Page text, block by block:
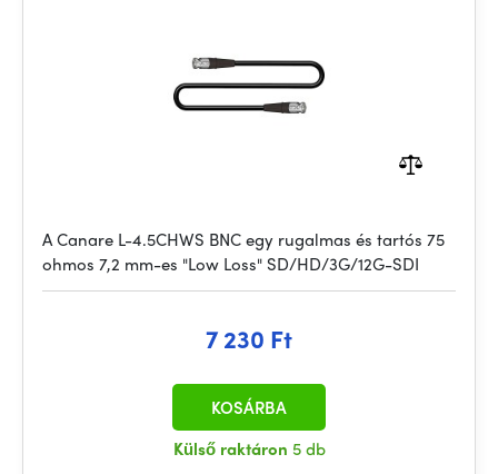
A Canare L-4.5CHWS BNC egy rugalmas és tartós 75
ohmos 7,2 mm-es "Low Loss" SD/HD/3G/12G-SDI
7 230 Ft
Külső raktáron 5 db
KOSÁRBA